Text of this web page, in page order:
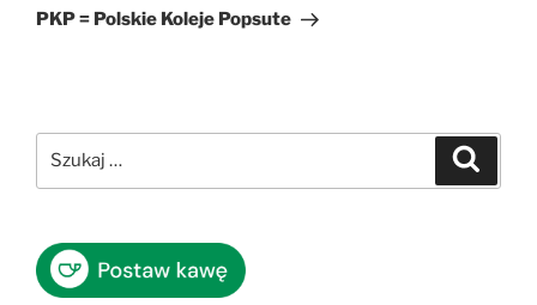
wpis
PKP = Polskie Koleje Popsute